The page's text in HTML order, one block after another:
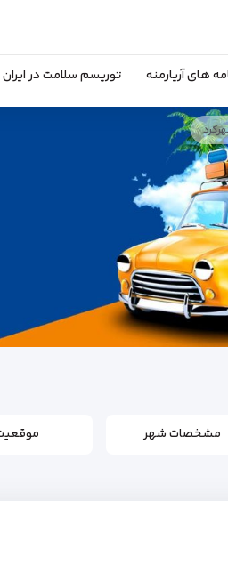
های آریارمنه توریسم سلامت در ایران
مشخصات شهر